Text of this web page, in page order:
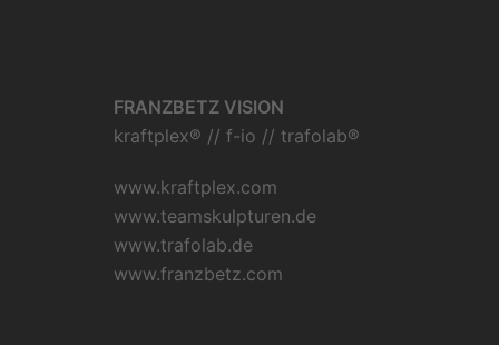
FRANZBETZ VISION
kraftplex® // f-io // trafolab®
www.kraftplex.com
www.teamskulpturen.de
www.trafolab.de
www.franzbetz.com